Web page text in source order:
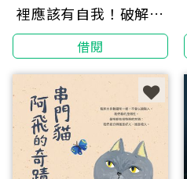
裡應該有自我！破解假
性親密、有毒互動與關
係內耗
借閱